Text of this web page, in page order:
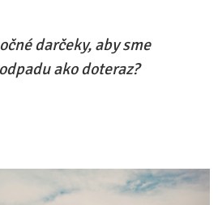
darčeky, aby sme
ako doteraz?